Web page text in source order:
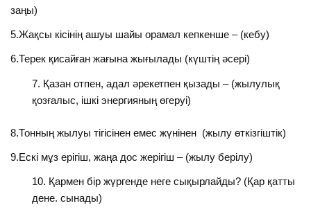
заңы)
5.Жақсы кісінің ашуы шайы орамал кепкенше – (кебу)
6.Терек қисайған жағына жығылады (күштің әсері)
Қазан отпен, адал әрекетпен қызады – (жылулық
қозғалыс, ішкі энергияның өгеруі)
8.Тонның жылуы тігісінен емес жүнінен (жылу өткізгіштік)
9.Ескі мұз ерігіш, жаңа дос жерігіш – (жылу берілу)
Қармен бір жүргенде неге сықырлайды? (Қар қатты
дене. сынады)